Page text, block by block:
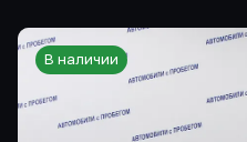
В наличии